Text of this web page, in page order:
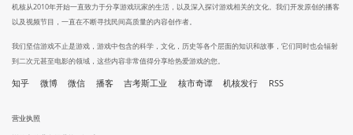
机核从2010年开始一直致力于分享游戏玩家的生活，以及深入探讨游戏相关的文化。我们开发原创的播客
以及视频节目，一直在不断寻找民间高质量的内容创作者。
我们坚信游戏不止是游戏，游戏中包含的科学，文化，历史等各个层面的知识和故事，它们同时也会辐射
到二次元甚至电影的领域，这些内容非常值得分享给热爱游戏的您。
知乎 微博 微信 播客 吉考斯工业 核市奇谭 机核发行 RSS
营业执照